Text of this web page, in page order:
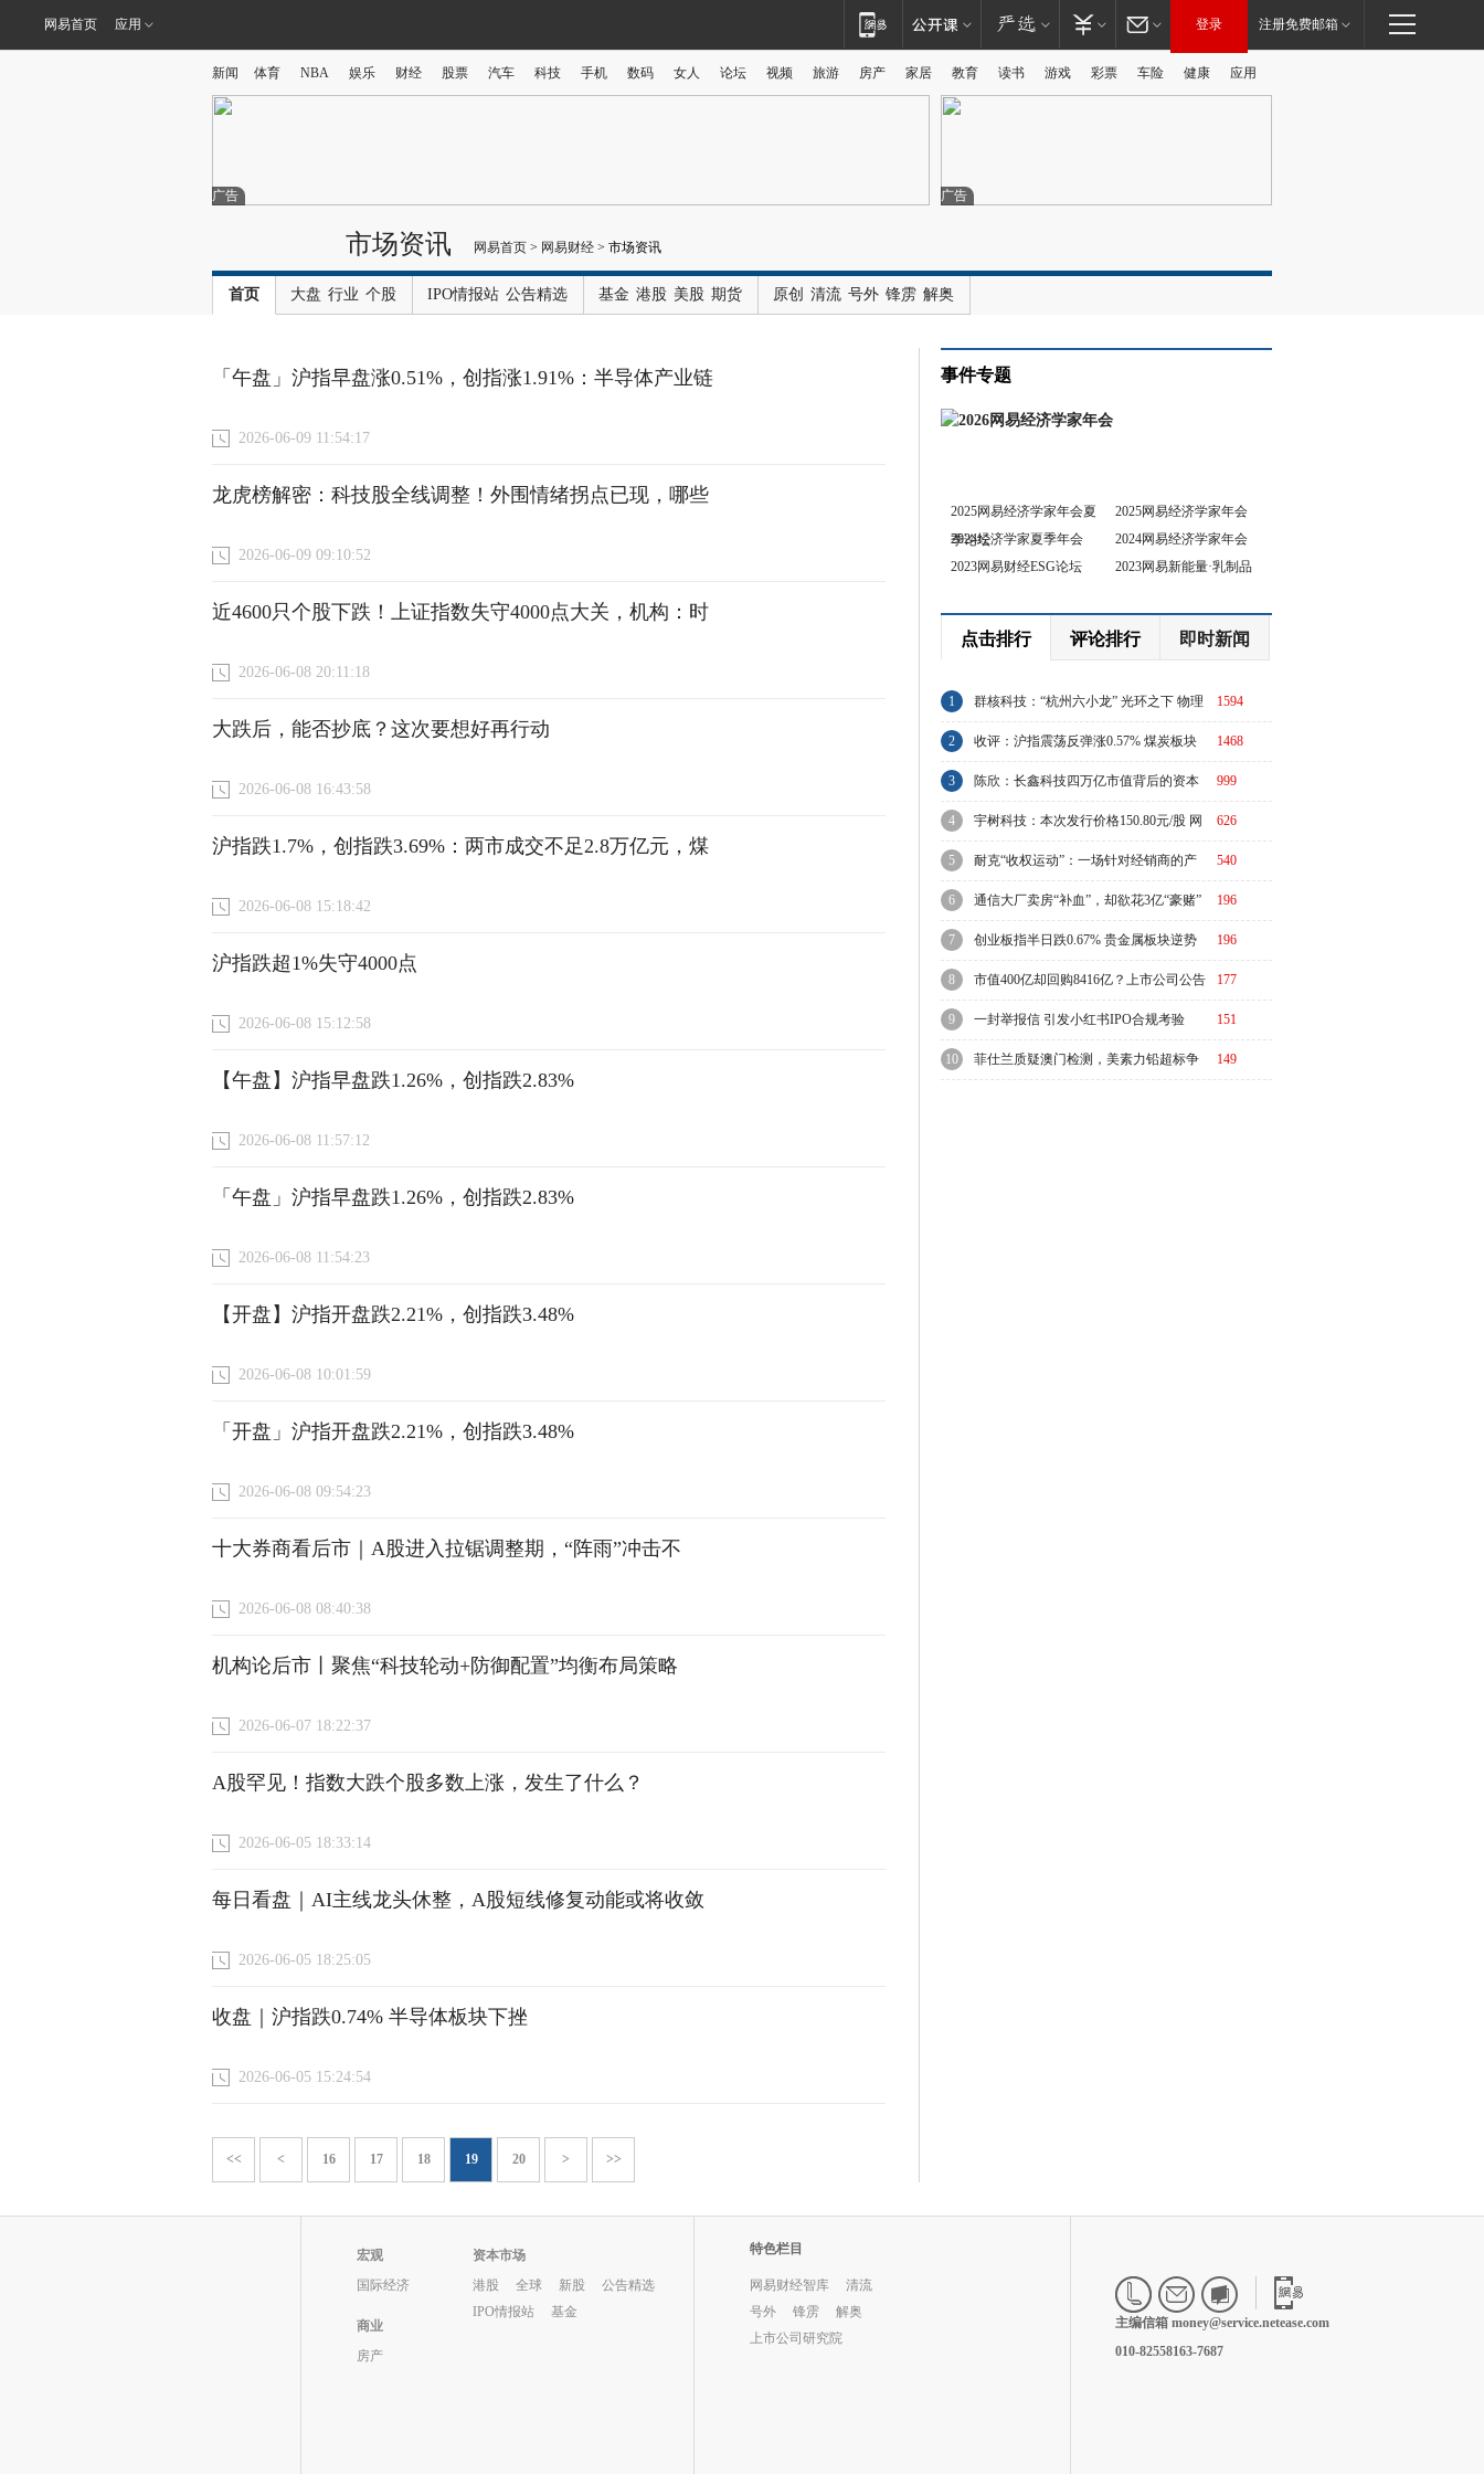
网易首页 应用 登录 注册免费邮箱
新闻 体育 NBA 娱乐 财经 股票 汽车 科技 手机 数码 女人 论坛 视频 旅游 房产 家居 教育 读书 游戏 彩票 车险 健康 应用
广告 广告
市场资讯 网易首页 > 网易财经 > 市场资讯
首页 大盘 行业 个股 IPO情报站 公告精选 基金 港股 美股 期货 原创 清流 号外 锋雳 解奥
「午盘」沪指早盘涨0.51%，创指涨1.91%：半导体产业链
2026-06-09 11:54:17
龙虎榜解密：科技股全线调整！外围情绪拐点已现，哪些
2026-06-09 09:10:52
近4600只个股下跌！上证指数失守4000点大关，机构：时
2026-06-08 20:11:18
大跌后，能否抄底？这次要想好再行动
2026-06-08 16:43:58
沪指跌1.7%，创指跌3.69%：两市成交不足2.8万亿元，煤
2026-06-08 15:18:42
沪指跌超1%失守4000点
2026-06-08 15:12:58
【午盘】沪指早盘跌1.26%，创指跌2.83%
2026-06-08 11:57:12
「午盘」沪指早盘跌1.26%，创指跌2.83%
2026-06-08 11:54:23
【开盘】沪指开盘跌2.21%，创指跌3.48%
2026-06-08 10:01:59
「开盘」沪指开盘跌2.21%，创指跌3.48%
2026-06-08 09:54:23
十大券商看后市｜A股进入拉锯调整期，“阵雨”冲击不
2026-06-08 08:40:38
机构论后市丨聚焦“科技轮动+防御配置”均衡布局策略
2026-06-07 18:22:37
A股罕见！指数大跌个股多数上涨，发生了什么？
2026-06-05 18:33:14
每日看盘｜AI主线龙头休整，A股短线修复动能或将收敛
2026-06-05 18:25:05
收盘｜沪指跌0.74% 半导体板块下挫
2026-06-05 15:24:54
<< < 16 17 18 19 20 > >>
事件专题
2025网易经济学家年会夏
季论坛
2025网易经济学家年会
2024经济学家夏季年会
2024网易经济学家年会
2023网易财经ESG论坛
2023网易新能量·乳制品
点击排行 评论排行 即时新闻
1594
1 群核科技：“杭州六小龙” 光环之下 物理
AI故事有水分吗？ 1468
2 收评：沪指震荡反弹涨0.57% 煤炭板块
集体走强 999
3 陈欣：长鑫科技四万亿市值背后的资本
与周期 626
4 宇树科技：本次发行价格150.80元/股 网
上申购日为8月10日 540
5 耐克“收权运动”：一场针对经销商的产
业链价值重估 196
6 通信大厂卖房“补血”，却欲花3亿“豪赌”
196
7 创业板指半日跌0.67% 贵金属板块逆势
走强 177
8 市值400亿却回购8416亿？上市公司公告
上演"万倍乌龙" 151
9 一封举报信 引发小红书IPO合规考验
149
10 菲仕兰质疑澳门检测，美素力铅超标争
宏观
国际经济
商业
房产
资本市场
港股
全球 新股
公告精选
IPO情报站
基金
特色栏目
网易财经智库
清流
号外
锋雳
解奥
上市公司研究院
主编信箱 money@service.netease.com
010-82558163-7687